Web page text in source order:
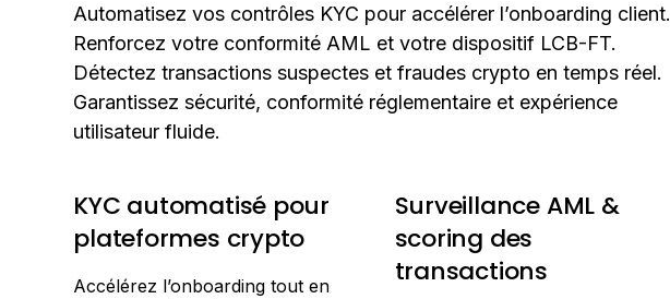
Automatisez vos contrôles KYC pour accélérer l’onboarding client.
Renforcez votre conformité AML et votre dispositif LCB-FT.
Détectez transactions suspectes et fraudes crypto en temps réel.
Garantissez sécurité, conformité réglementaire et expérience
utilisateur fluide.
KYC automatisé pour
plateformes crypto
Accélérez l’onboarding tout en
Surveillance AML &
scoring des
transactions